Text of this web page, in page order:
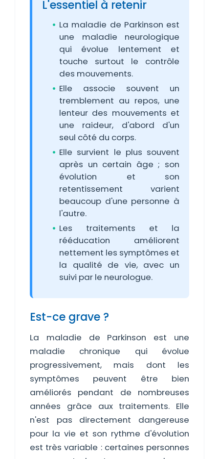
L'essentiel à retenir
La maladie de Parkinson est
une maladie neurologique
qui évolue lentement et
touche surtout le contrôle
des mouvements.
Elle associe souvent un
tremblement au repos, une
lenteur des mouvements et
une raideur, d'abord d'un
seul côté du corps.
Elle survient le plus souvent
après un certain âge ; son
évolution et son
retentissement varient
beaucoup d'une personne à
l'autre.
Les traitements et la
rééducation améliorent
nettement les symptômes et
la qualité de vie, avec un
suivi par le neurologue.
Est-ce grave ?
La maladie de Parkinson est une
maladie chronique qui évolue
progressivement, mais dont les
symptômes peuvent être bien
améliorés pendant de nombreuses
années grâce aux traitements. Elle
n'est pas directement dangereuse
pour la vie et son rythme d'évolution
est très variable : certaines personnes